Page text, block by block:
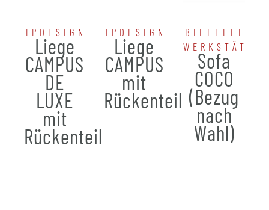
IPDESIGN
Liege
CAMPUS
DE
LUXE
mit
Rückenteil
IPDESIGN
Liege
CAMPUS
mit
Rückenteil
Sofa
COCO
(Bezug
nach
Wahl)